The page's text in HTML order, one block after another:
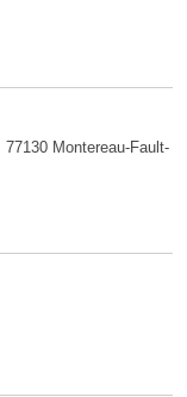
Montereau-Fault-